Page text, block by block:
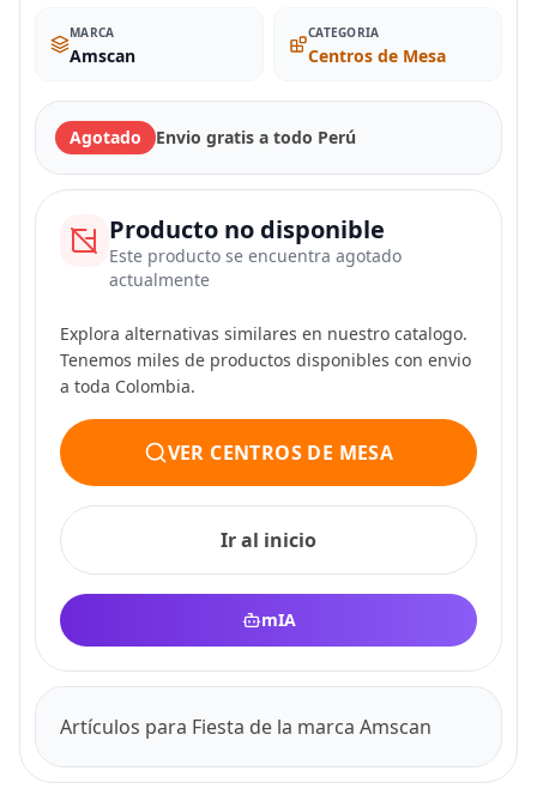
MARCA
Amscan
CATEGORIA
Centros de Mesa
Agotado Envio gratis a todo Perú
Producto no disponible
Este producto se encuentra agotado
actualmente
Explora alternativas similares en nuestro catalogo.
Tenemos miles de productos disponibles con envio
a toda Colombia.
VER CENTROS DE MESA
Ir al inicio
mIA
Artículos para Fiesta de la marca Amscan